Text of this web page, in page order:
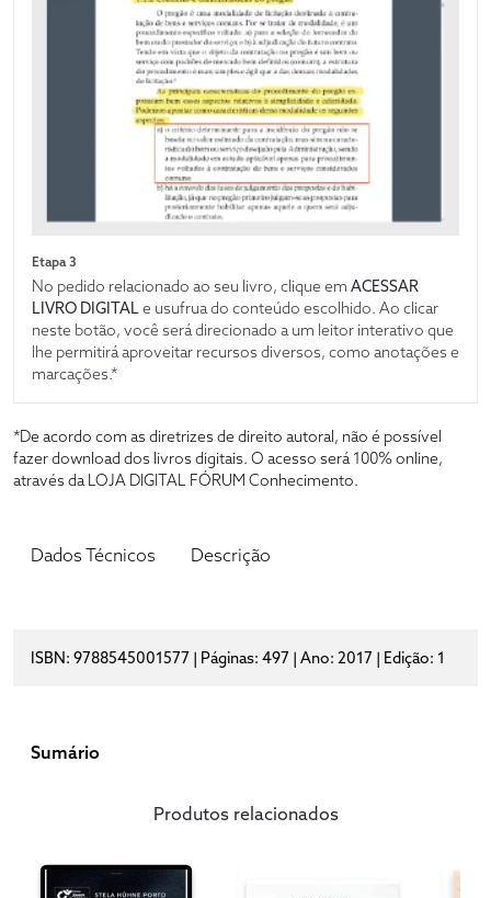
Etapa 3
No pedido relacionado ao seu livro, clique em ACESSAR
LIVRO DIGITALe usufrua do conteúdo escolhido. Ao clicar
neste botão, você será direcionado a um leitor interativo que
lhe permitirá aproveitar recursos diversos, como anotações e
marcações.*
*De acordo com as diretrizes de direito autoral, não é possível
fazer download dos livros digitais. O acesso será 100% online,
através da LOJA DIGITAL FÓRUM Conhecimento.
Dados Técnicos Descrição
ISBN: 9788545001577 | Páginas: 497 | Ano: 2017 | Edição: 1
Sumário
Produtos relacionados